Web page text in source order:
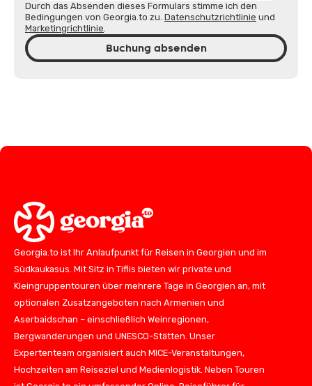
Durch das Absenden dieses Formulars stimme ich den
Bedingungen von Georgia.to zu. Datenschutzrichtlinie und
Marketingrichtlinie.
Buchung absenden
Georgia.to ist Ihr Anlaufpunkt für Reisen in Georgien und im
Südkaukasus. Mit Sitz in Tiflis bieten wir private und
Kleingruppentouren über mehrere Tage in Georgien an, mit
optionalen Zusatzangeboten nach Armenien und
Aserbaidschan – einschließlich Weinregionen,
Bergwanderungen und UNESCO-Stätten. Unser
Expertenteam organisiert auch MICE-Veranstaltungen,
Hochzeiten am Reiseziel und Medienlogistik. Neben Touren